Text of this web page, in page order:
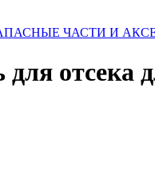
ЧАСТИ И
отсека